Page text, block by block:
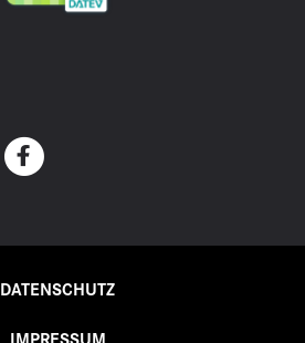
DATENSCHUTZ